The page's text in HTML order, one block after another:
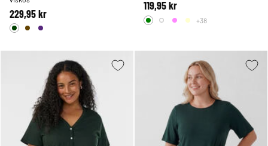
229,95 kr
119,95 kr
+38